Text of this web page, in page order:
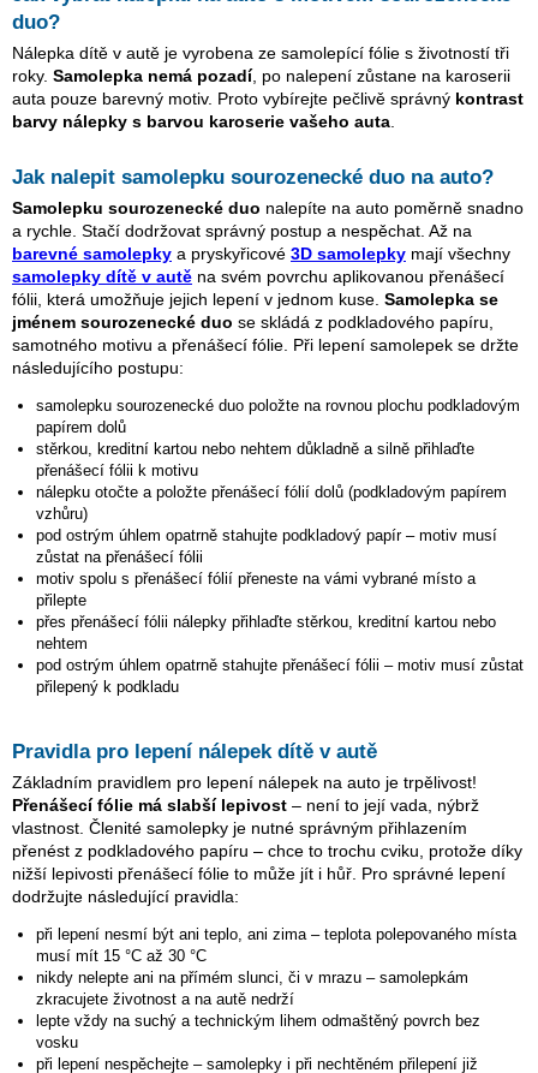
duo?
Nálepka dítě v autě je vyrobena ze samolepící fólie s životností tři
roky. Samolepka nemá pozadí, po nalepení zůstane na karoserii
auta pouze barevný motiv. Proto vybírejte pečlivě správný kontrast
barvy nálepky s barvou karoserie vašeho auta
Jak nalepit samolepku sourozenecké duo na auto?
Samolepku sourozenecké duo nalepíte na auto poměrně snadno
a rychle. Stačí dodržovat správný postup a nespěchat. Až na
barevné samolepky a pryskyřicové 3D samolepky mají všechny
samolepky dítě v autě na svém povrchu aplikovanou přenášecí
fólii, která umožňuje jejich lepení v jednom kuse. Samolepka se
jménem sourozenecké duo se skládá z podkladového papíru,
samotného motivu a přenášecí fólie. Při lepení samolepek se držte
následujícího postupu:
samolepku sourozenecké duo položte na rovnou plochu podkladovým
papírem dolů
stěrkou, kreditní kartou nebo nehtem důkladně a silně přihlaďte
přenášecí fólii k motivu
nálepku otočte a položte přenášecí fólií dolů (podkladovým papírem
vzhůru)
pod ostrým úhlem opatrně stahujte podkladový papír – motiv musí
zůstat na přenášecí fólii
motiv spolu s přenášecí fólií přeneste na vámi vybrané místo a
přilepte
přes přenášecí fólii nálepky přihlaďte stěrkou, kreditní kartou nebo
nehtem
pod ostrým úhlem opatrně stahujte přenášecí fólii – motiv musí zůstat
přilepený k podkladu
Pravidla pro lepení nálepek dítě v autě
Základním pravidlem pro lepení nálepek na auto je trpělivost!
Přenášecí fólie má slabší lepivost – není to její vada, nýbrž
vlastnost. Členité samolepky je nutné správným přihlazením
přenést z podkladového papíru – chce to trochu cviku, protože díky
nižší lepivosti přenášecí fólie to může jít i hůř. Pro správné lepení
dodržujte následující pravidla:
při lepení nesmí být ani teplo, ani zima – teplota polepovaného místa
musí mít 15 °C až 30 °C
nikdy nelepte ani na přímém slunci, či v mrazu – samolepkám
zkracujete životnost a na autě nedrží
lepte vždy na suchý a technickým lihem odmaštěný povrch bez
vosku
při lepení nespěchejte – samolepky i při nechtěném přilepení již